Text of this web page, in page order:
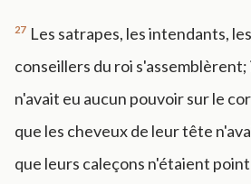
27 Les satrapes, les intendants,
conseillers du roi
n'avait eu aucun pouvoir sur le
que les cheveux de leur tête
que leurs caleçons n'étaient